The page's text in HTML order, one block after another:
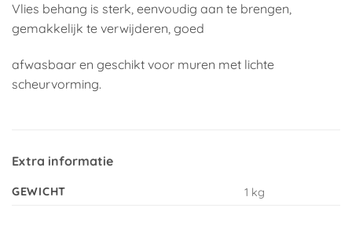
Vlies behang is sterk, eenvoudig aan te brengen,
gemakkelijk te verwijderen, goed
afwasbaar en geschikt voor muren met lichte
scheurvorming.
Extra informatie
GEWICHT 1 kg